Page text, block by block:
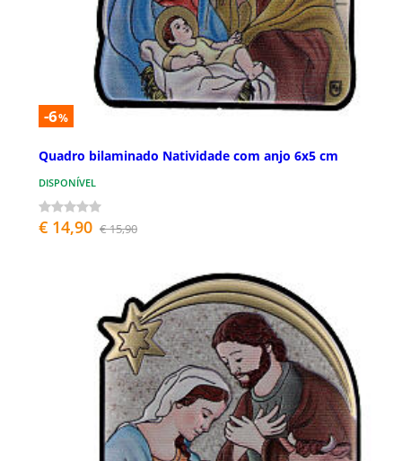
-6%
Quadro bilaminado Natividade com anjo 6x5 cm
DISPONÍVEL
€ 14,90 € 15,90